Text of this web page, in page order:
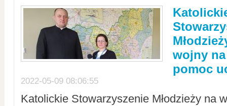
wojny
pomoc
2022-05-09 08:06:55
Katolickie Stowarzyszenie Młodzieży na